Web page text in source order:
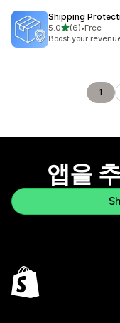
Shipping
5.0별 5개 중
(6)
총 리뷰 6개
•Free
Boost your
1
앱을